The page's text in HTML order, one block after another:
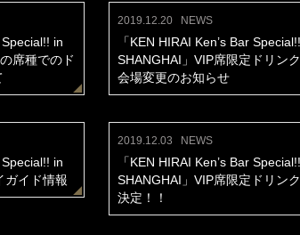
Special!! in
席種でのド
2019.12.20 NEWS
「KEN HIRAI Ken’s Bar
SHANGHAI」VIP席限定ドリン
会場変更のお知らせ
Special!! in
ガイド情報
2019.12.03 NEWS
「KEN HIRAI Ken’s Bar
SHANGHAI」VIP席限定ドリン
決定！！